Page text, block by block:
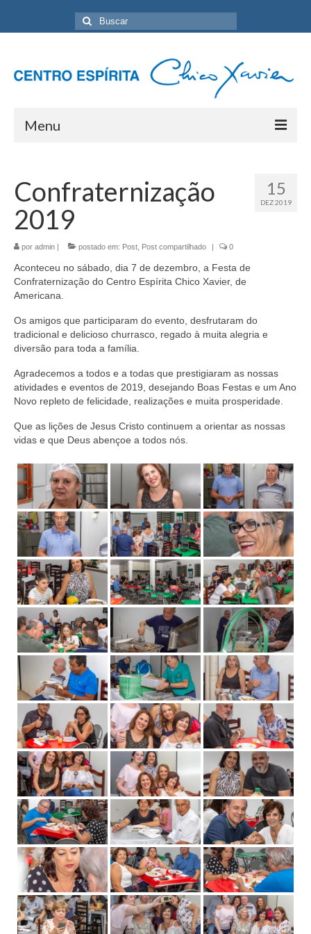
Buscar
por:
Menu
Programação Geral
Sobre nós
Eventos
Artigos
15
DEZ 2019
Confraternização
2019
por admin | postado em: Post Post compartilhado | 0
Aconteceu no sábado, dia 7 de dezembro, a Festa de
Confraternização do Centro Espírita Chico Xavier, de
Americana.
Os amigos que participaram do evento, desfrutaram do
tradicional e delicioso churrasco, regado à muita alegria e
diversão para toda a família.
Agradecemos a todos e a todas que prestigiaram as nossas
atividades e eventos de 2019, desejando Boas Festas e um Ano
Novo repleto de felicidade, realizações e muita prosperidade.
Que as lições de Jesus Cristo continuem a orientar as nossas
vidas e que Deus abençoe a todos nós.